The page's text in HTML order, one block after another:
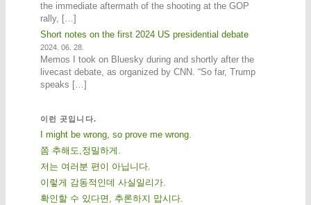
the immediate aftermath of the shooting at the GOP
rally, […]
Short notes on the first 2024 US presidential debate
2024. 06. 28.
Memos I took on Bluesky during and shortly after the
livecast debate, as organized by CNN. “So far, Trump
speaks […]
이런 곳입니다.
I might be wrong, so prove me wrong.
쫌 추해도,정밀하게.
저는 여러분 편이 아닙니다.
이렇게 감동적인데 사실일리가.
확인할 수 있다면, 추론하지 맙시다.